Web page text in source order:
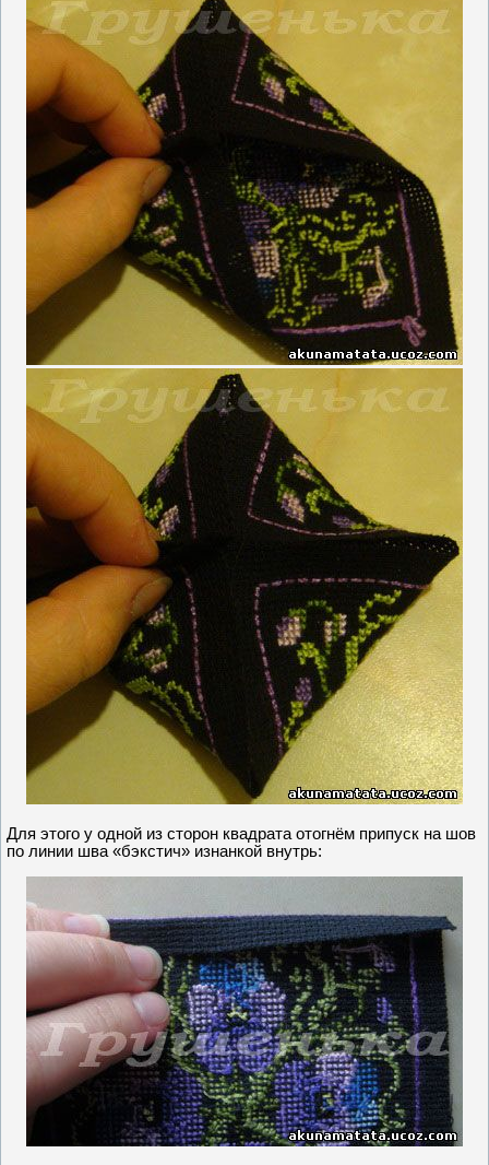
Для этого у одной из сторон квадрата отогнём припуск на шов
по линии шва «бэкстич» изнанкой внутрь: